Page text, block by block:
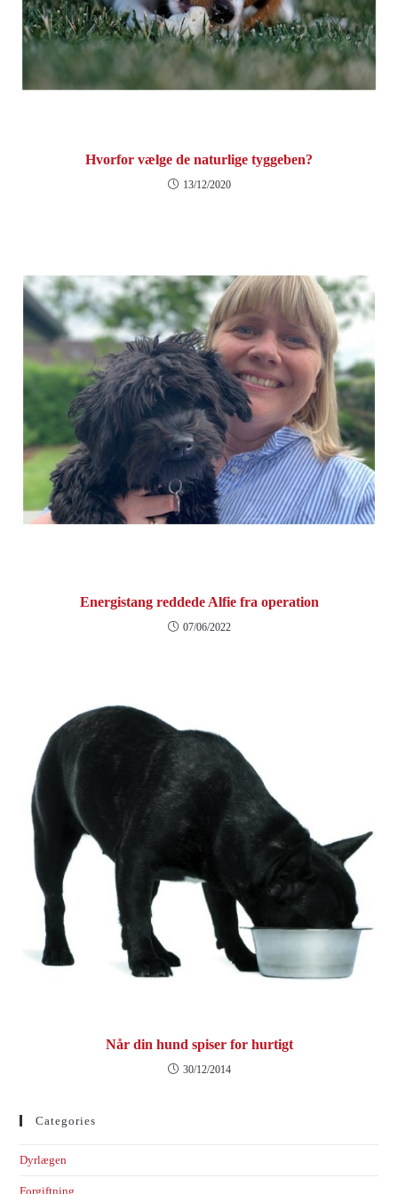
Hvorfor vælge de naturlige tyggeben?
13/12/2020
Energistang reddede Alfie fra operation
07/06/2022
Når din hund spiser for hurtigt
30/12/2014
Categories
Dyrlægen
Forgiftning